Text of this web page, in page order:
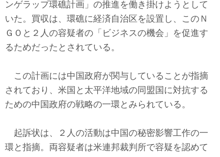
ンゲラップ環礁計画」の推進を働き掛けようとして
いた。買収は、環礁に経済自治区を設置し、このＮ
ＧＯと２人の容疑者の「ビジネスの機会」を促進す
るためだったとされている。
この計画には中国政府が関与していることが指摘
されており、米国と太平洋地域の同盟国に対抗する
ための中国政府の戦略の一環とみられている。
起訴状は、２人の活動は中国の秘密影響工作の一
環と指摘。両容疑者は米連邦裁判所で容疑を認めて